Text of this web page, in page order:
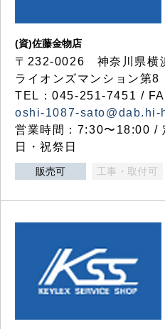
(資)佐藤金物店
〒232-0026 神奈川県横
ライオンズマンション第
TEL：045-251-7451 /
oshi-1087-sato@dab.hi-
営業時間：7:30〜18:00 /
日・祝祭日
販売可 工事・取付可